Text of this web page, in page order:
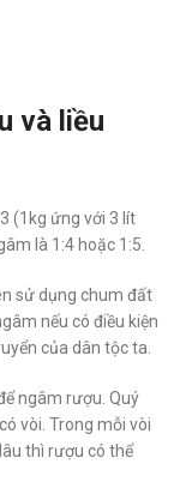
và liều
(1kg ứng với 3 lít
là 1:4 hoặc 1:5.
sử dụng chum đất
nếu có điều kiện
của dân tộc ta.
ngâm rượu. Quý
vòi. Trong mỗi vòi
thì rượu có thể